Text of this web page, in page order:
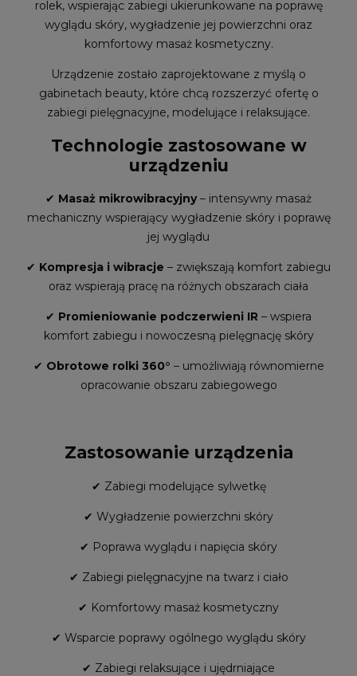
rolek, wspierając zabiegi ukierunkowane na poprawę
wyglądu skóry, wygładzenie jej powierzchni oraz
komfortowy masaż kosmetyczny.
Urządzenie zostało zaprojektowane z myślą o
gabinetach beauty, które chcą rozszerzyć ofertę o
zabiegi pielęgnacyjne, modelujące i relaksujące.
Technologie zastosowane w
urządzeniu
✔ Masaż mikrowibracyjny– intensywny masaż
mechaniczny wspierający wygładzenie skóry i poprawę
jej wyglądu
✔ Kompresja i wibracje – zwiększają komfort zabiegu
oraz wspierają pracę na różnych obszarach ciała
✔ Promieniowanie podczerwieni IR – wspiera
komfort zabiegu i nowoczesną pielęgnację skóry
✔ Obrotowe rolki 360° – umożliwiają równomierne
opracowanie obszaru zabiegowego
Zastosowanie urządzenia
✔ Zabiegi modelujące sylwetkę
✔ Wygładzenie powierzchni skóry
✔ Poprawa wyglądu i napięcia skóry
✔ Zabiegi pielęgnacyjne na twarz i ciało
✔ Komfortowy masaż kosmetyczny
✔ Wsparcie poprawy ogólnego wyglądu skóry
✔ Zabiegi relaksujące i ujędrniające